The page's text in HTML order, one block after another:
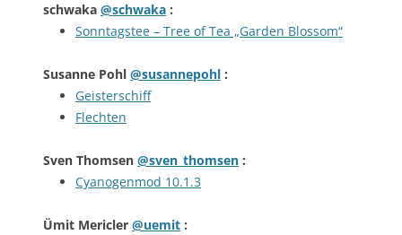
schwaka @schwaka :
Sonntagstee – Tree of Tea „Garden Blossom“
Susanne Pohl @susannepohl :
Geisterschiff
Flechten
Sven Thomsen @sven_thomsen :
Cyanogenmod 10.1.3
Ümit Mericler @uemit :